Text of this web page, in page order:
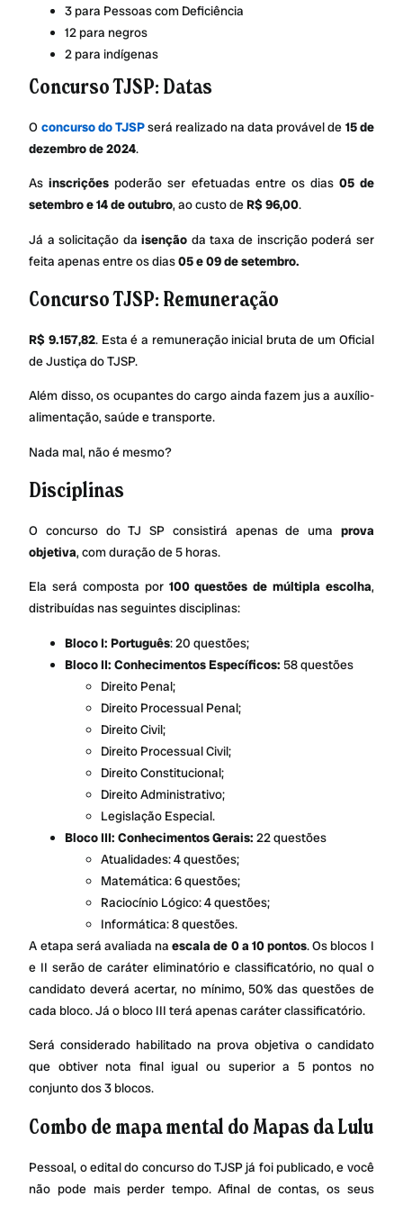
3 para Pessoas com Deficiência
12 para negros
2 para indígenas
Concurso TJSP: Datas
O concurso do TJSPserá realizado na data provável de 15 de
dezembro de 2024.
Asinscrições poderão ser efetuadas entre os dias 05 de
setembro e 14 de outubro, ao custo deR$ 96,00.
Já a solicitação daisenção da taxa de inscrição poderá ser
feita apenas entre os dias05 e 09 de setembro.
Concurso TJSP: Remuneração
R$ 9.157,82. Esta é a remuneração inicial bruta de um Oficial
de Justiça do TJSP.
Além disso, os ocupantes do cargo ainda fazem jus a auxílio-
alimentação, saúde e transporte.
Nada mal, não é mesmo?
Disciplinas
O concurso do TJ SP consistirá apenas de uma prova
objetiva, com duração de 5 horas.
Ela será composta por 100 questões de múltipla escolha,
distribuídas nas seguintes disciplinas:
Bloco I: Português: 20 questões;
Bloco II: Conhecimentos Específicos: 58 questões
Direito Penal;
Direito Processual Penal;
Direito Civil;
Direito Processual Civil;
Direito Constitucional;
Direito Administrativo;
Legislação Especial.
Bloco III: Conhecimentos Gerais:22 questões
Atualidades: 4 questões;
Matemática: 6 questões;
Raciocínio Lógico: 4 questões;
Informática: 8 questões.
A etapa será avaliada naescala de 0 a 10 pontos. Os blocos I
e II serão de caráter eliminatório e classificatório, no qual o
candidato deverá acertar, no mínimo, 50% das questões de
cada bloco. Já o bloco III terá apenas caráter classificatório.
Será considerado habilitado na prova objetiva o candidato
que obtiver nota final igual ou superior a 5 pontos no
conjunto dos 3 blocos.
Combo de mapa mental do Mapas da Lulu
Pessoal, o edital do concurso do TJSP já foi publicado, e você
não pode mais perder tempo. Afinal de contas, os seus